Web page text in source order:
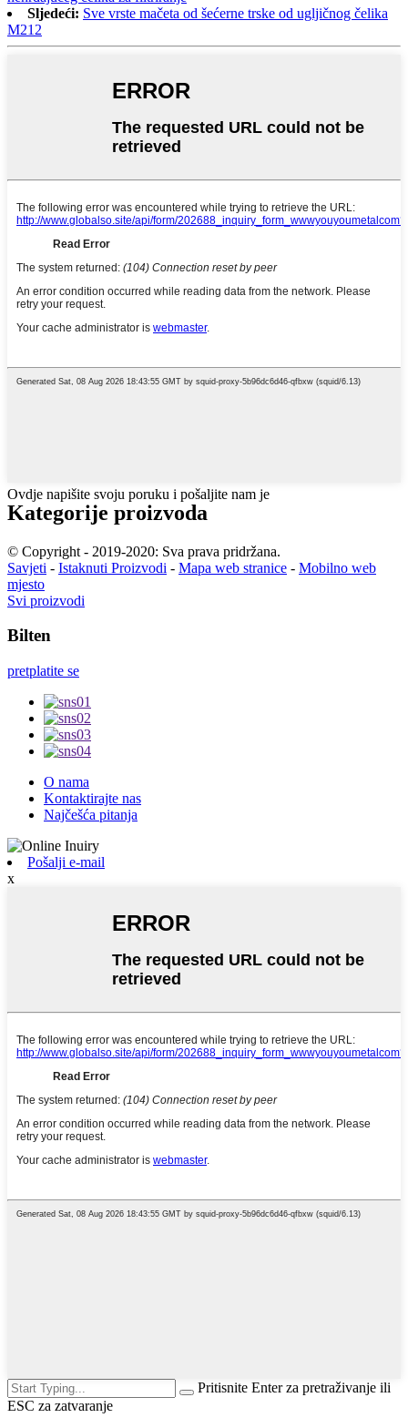
Sljedeći: Sve vrste mačeta od šećerne trske od ugljičnog čelika
M212
Ovdje napišite svoju poruku i pošaljite nam je
Kategorije proizvoda
© Copyright - 2019-2020: Sva prava pridržana.
Savjeti - Istaknuti Proizvodi - Mapa web stranice - Mobilno web
mjesto
Svi proizvodi
Bilten
pretplatite se
O nama
Kontaktirajte nas
Najčešća pitanja
Pošalji e-mail
x
Pritisnite Enter za pretraživanje ili
ESC za zatvaranje